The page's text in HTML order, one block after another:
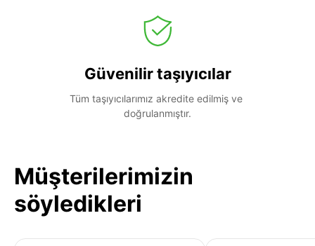
Güvenilir taşıyıcılar
Tüm taşıyıcılarımız akredite edilmiş ve
doğrulanmıştır.
Müşterilerimizin
söyledikleri